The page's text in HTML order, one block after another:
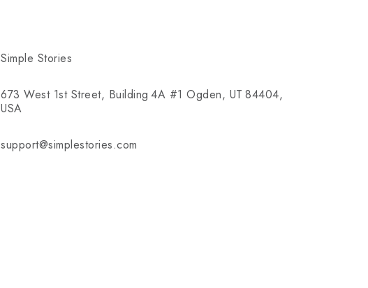
Simple Stories
673 West 1st Street, Building 4A #1 Ogden, UT 84404,
USA
support@simplestories.com